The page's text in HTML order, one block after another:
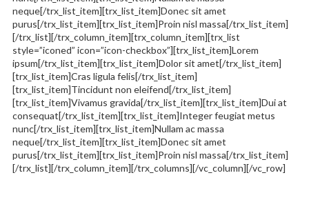
neque[/trx_list_item][trx_list_item]Donec sit amet
purus[/trx_list_item][trx_list_item]Proin nisl massa[/trx_list_item]
[/trx_list][/trx_column_item][trx_column_item][trx_list
style=”iconed” icon=”icon-checkbox”][trx_list_item]Lorem
ipsum[/trx_list_item][trx_list_item]Dolor sit amet[/trx_list_item]
[trx_list_item]Cras ligula felis[/trx_list_item]
[trx_list_item]Tincidunt non eleifend[/trx_list_item]
[trx_list_item]Vivamus gravida[/trx_list_item][trx_list_item]Dui at
consequat[/trx_list_item][trx_list_item]Integer feugiat metus
nunc[/trx_list_item][trx_list_item]Nullam ac massa
neque[/trx_list_item][trx_list_item]Donec sit amet
purus[/trx_list_item][trx_list_item]Proin nisl massa[/trx_list_item]
[/trx_list][/trx_column_item][/trx_columns][/vc_column][/vc_row]